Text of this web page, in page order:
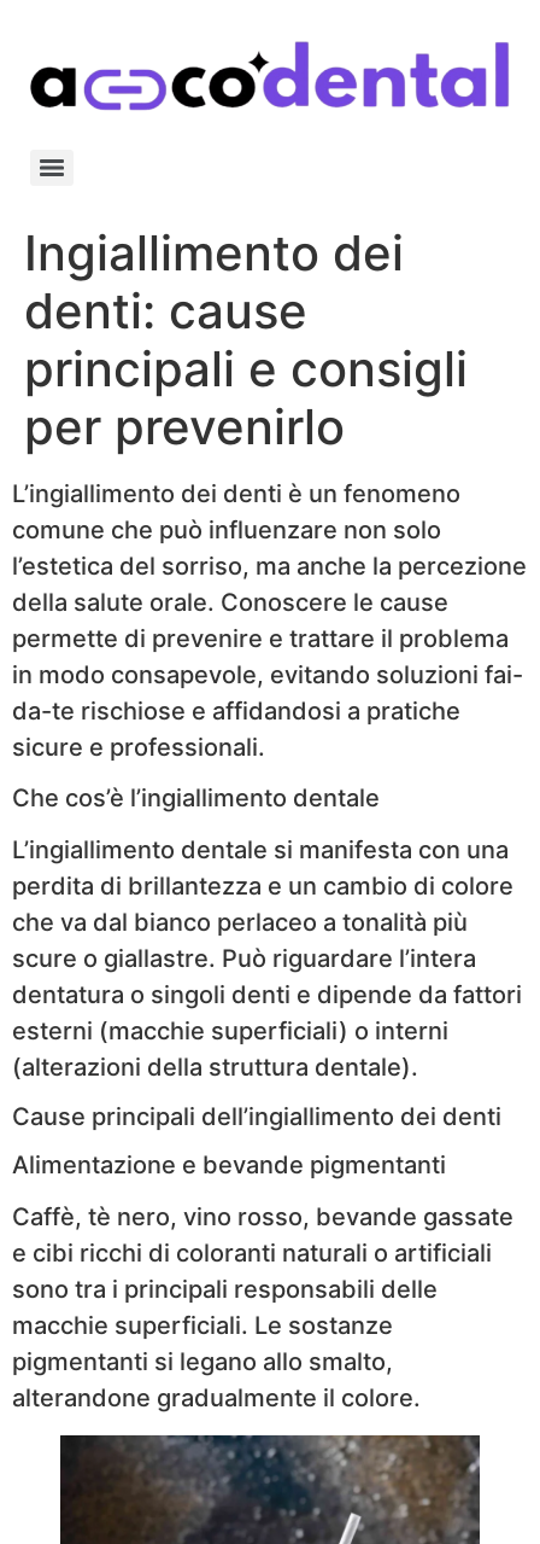
Ingiallimento dei
denti: cause
principali e consigli
per prevenirlo
L’ingiallimento dei denti è un fenomeno
comune che può influenzare non solo
l’estetica del sorriso, ma anche la percezione
della salute orale. Conoscere le cause
permette di prevenire e trattare il problema
in modo consapevole, evitando soluzioni fai-
da-te rischiose e affidandosi a pratiche
sicure e professionali.
Che cos’è l’ingiallimento dentale
L’ingiallimento dentale si manifesta con una
perdita di brillantezza e un cambio di colore
che va dal bianco perlaceo a tonalità più
scure o giallastre. Può riguardare l’intera
dentatura o singoli denti e dipende da fattori
esterni (macchie superficiali) o interni
(alterazioni della struttura dentale).
Cause principali dell’ingiallimento dei denti
Alimentazione e bevande pigmentanti
Caffè, tè nero, vino rosso, bevande gassate
e cibi ricchi di coloranti naturali o artificiali
sono tra i principali responsabili delle
macchie superficiali. Le sostanze
pigmentanti si legano allo smalto,
alterandone gradualmente il colore.